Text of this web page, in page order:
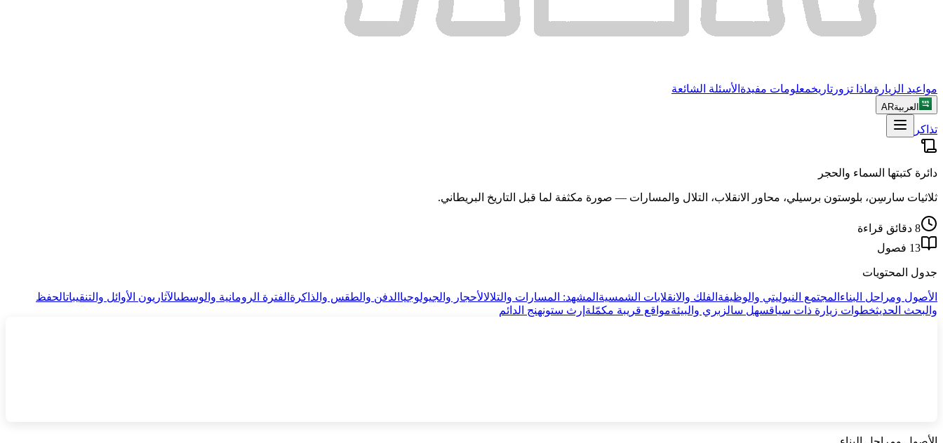
مواعيد الزيارةماذا تزور تاريخمعلومات مفيدة الأسئلة الشائعة
العربيةAR
تذاكر
دائرة كتبتها السماء والحجر
ثلاثيات سارسِن، بلوستون برسيلي، محاور الانقلاب، التلال والمسارات — صورة مكثفة لما قبل التاريخ البريطاني.
8 دقائق قراءة
13 فصول
جدول المحتويات
الأصول ومراحل البناء المجتمع النيوليتي والوظيفة الفلك والانقلابات الشمسية المشهد: المسارات والتلالالأحجار والجيولوجيا الدفن والطقس والذاكرة الفترة الرومانية والوسطىالآثاريون الأوائل والتنقيباتالحفظ
والبحث الحديثخطوات زيارة ذات سياقسهل سالزبري والبيئةمواقع قريبة مكمّلة إرث ستونهنج الدائم